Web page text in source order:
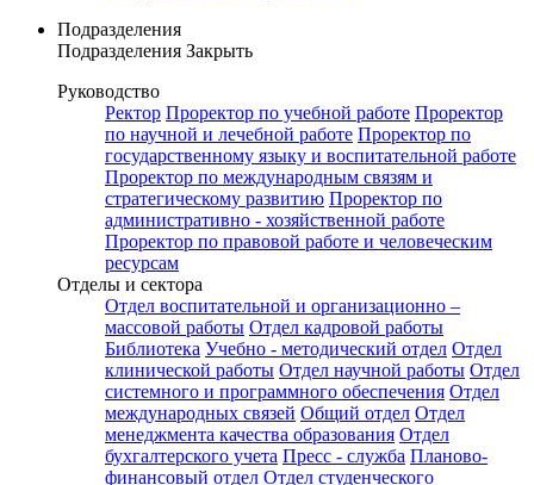
Подразделения
Подразделения Закрыть
Руководство
Ректор Проректор по учебной работе Проректор
по научной и лечебной работе Проректор по
государственному языку и воспитательной работе
Проректор по международным связям и
стратегическому развитию Проректор по
административно - хозяйственной работе
Проректор по правовой работе и человеческим
ресурсам
Отделы и сектора
Отдел воспитательной и организационно –
массовой работы Отдел кадровой работы
Библиотека Учебно - методический отдел Отдел
клинической работы Отдел научной работы Отдел
системного и программного обеспечения Отдел
международных связей Общий отдел Отдел
менеджмента качества образования Отдел
бухгалтерского учета Пресс - служба Планово-
финансовый отдел Отдел студенческого